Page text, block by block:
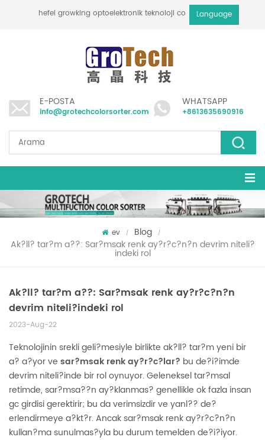
hefei growking optoelektronik teknoloji co., ltdLanguage
E-POSTA
info@grotechcolorsorter.com
WHATSAPP
+8613635690916
ev / Blog /
Ak?ll? tar?m a??: Sar?msak renk ay?r?c?n?n devrim niteli?
indeki rol
Ak?ll? tar?m a??: Sar?msak renk ay?r?c?n?n
devrim niteli?indeki rol
2023-Aug-22
Teknolojinin srekli geli?mesiyle birlikte ak?ll? tar?m yeni bir
a? a?yor ve sar?msak renk ay?r?c?lar? bu de?i?imde
devrim niteli?inde bir rol oynuyor. Geleneksel tar?msal
retimde, sar?msa??n ay?klanmas? genellikle ok fazla insan
gc girdisi gerektirir; bu da verimsizdir ve yanl?? de?
erlendirmeye a?kt?r. Ancak sar?msak renk ay?r?c?n?n
kullan?ma sunulmas?yla bu durum temelden de?i?iyor.